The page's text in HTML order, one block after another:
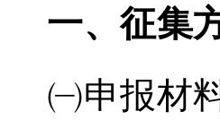
一、征集
㈠申报材